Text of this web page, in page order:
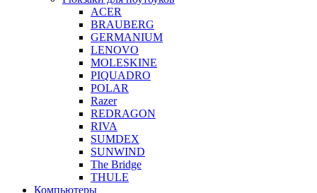
ACER
BRAUBERG
GERMANIUM
LENOVO
MOLESKINE
PIQUADRO
POLAR
Razer
REDRAGON
RIVA
SUMDEX
SUNWIND
The Bridge
THULE
Компьютеры